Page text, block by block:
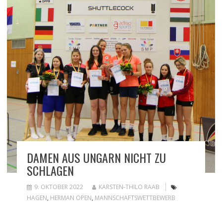
DAMEN AUS UNGARN NICHT ZU
SCHLAGEN
9. OKTOBER 2022
KARSTEN-THILO RAAB
HAGEN, HERMAN OPEN, MANNSCHAFTSWETTBEWERB